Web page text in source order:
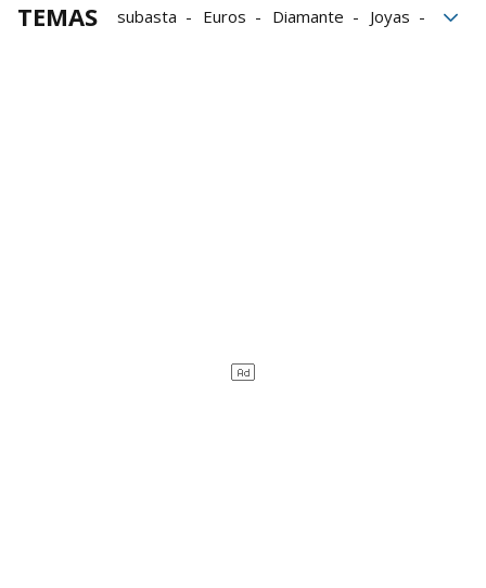
TEMAS subasta Euros Diamante
Joyas